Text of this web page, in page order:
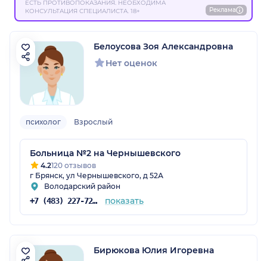
ЕСТЬ ПРОТИВОПОКАЗАНИЯ. НЕОБХОДИМА
КОНСУЛЬТАЦИЯ СПЕЦИАЛИСТА. 18+
Реклама
Белоусова Зоя Александровна
Нет оценок
психолог Взрослый
Больница №2 на Чернышевского
4.2120 отзывов
г Брянск, ул Чернышевского, д 52А
Володарский район
+7 (483) 227-72-52 показать
Бирюкова Юлия Игоревна